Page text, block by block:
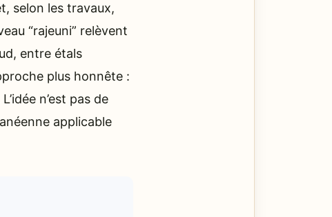
selon les travaux,
“rajeuni” relèvent
entre étals
plus honnête :
n’est pas de
applicable